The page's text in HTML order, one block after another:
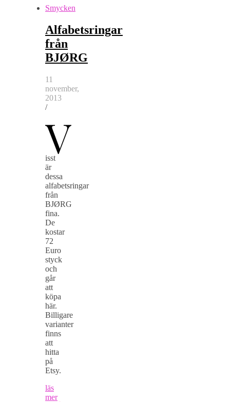
Smycken
Alfabetsringar
från
BJØRG
11
november,
2013
/
V
isst
är
dessa
alfabetsringar
från
BJØRG
fina.
De
kostar
72
Euro
styck
och
går
att
köpa
här.
Billigare
varianter
finns
att
hitta
på
Etsy.
läs
mer